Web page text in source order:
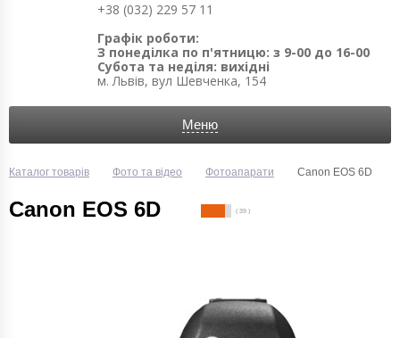
+38 (032) 229 57 11
Графік роботи:
З понеділка по п'ятницю: з 9-00 до 16-00
Субота та неділя: вихідні
м. Львів, вул Шевченка, 154
Меню
Каталог товарів Фото та відео Фотоапарати Canon EOS 6D
Canon EOS 6D ( 39 )